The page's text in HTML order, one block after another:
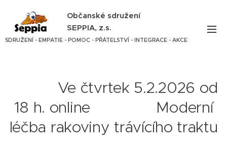
Občanské sdružení
SEPPIA, z.s.
SDRUŽENÍ - EMPATIE - POMOC - PŘÁTELSTVÍ - INTEGRACE - AKCE
Ve čtvrtek 5.2.2026 od
18 h. online Moderní
léčba rakoviny trávícího traktu